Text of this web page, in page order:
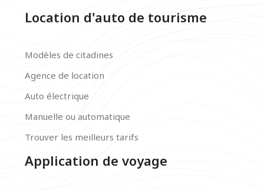
Location d'auto de tourisme
Modèles de citadines
Agence de location
Auto électrique
Manuelle ou automatique
Trouver les meilleurs tarifs
Application de voyage